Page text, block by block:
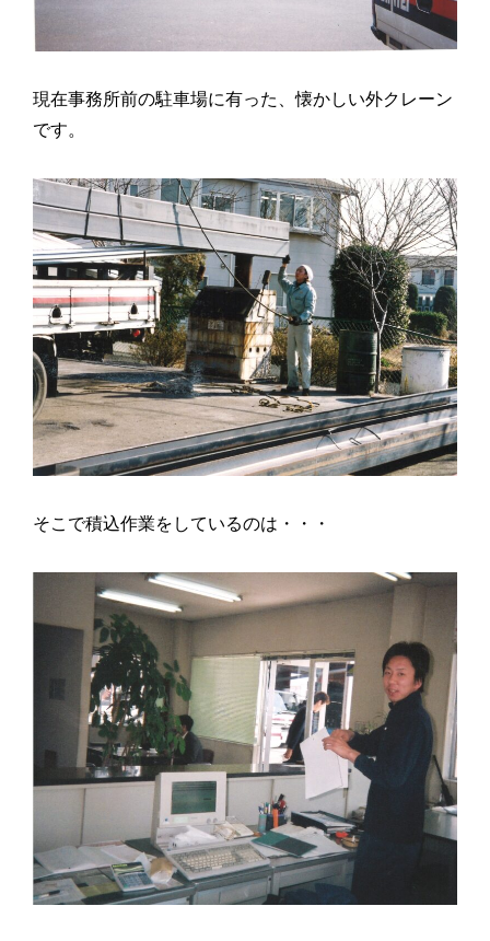
現在事務所前の駐車場に有った、懐かしい外クレーン
です。
そこで積込作業をしているのは・・・